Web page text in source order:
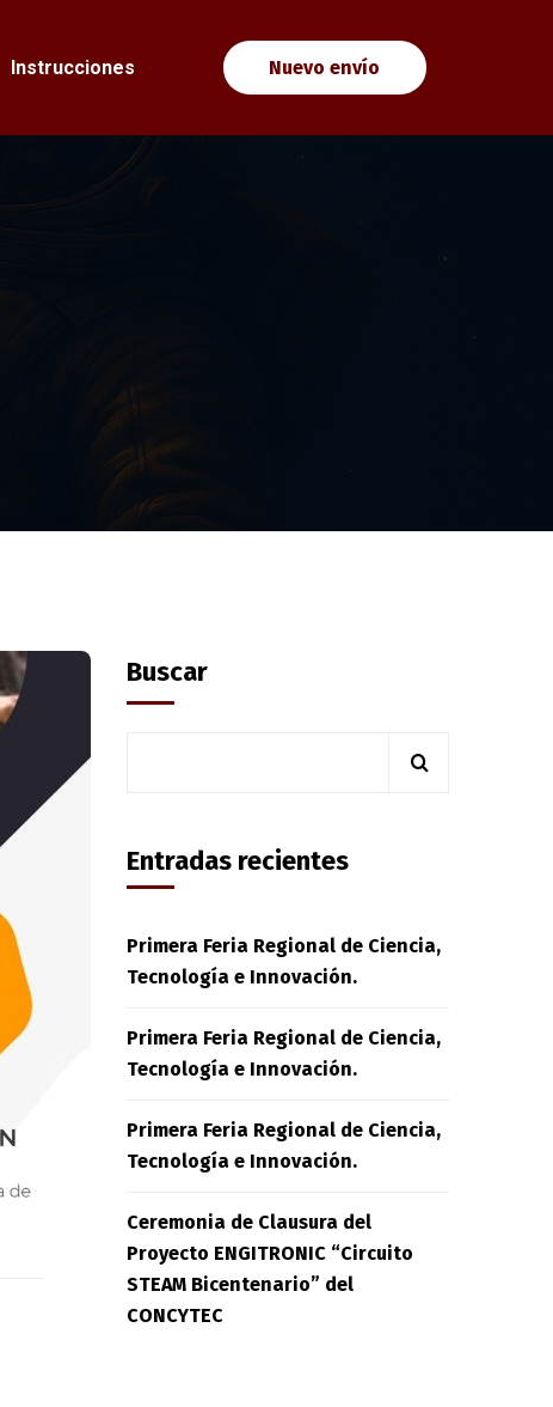
Instrucciones Nuevo envío
Buscar
Entradas recientes
Primera Feria Regional de Ciencia,
Tecnología e Innovación.
Primera Feria Regional de Ciencia,
Tecnología e Innovación.
Primera Feria Regional de Ciencia,
Tecnología e Innovación.
Ceremonia de Clausura del
Proyecto ENGITRONIC “Circuito
STEAM Bicentenario” del
CONCYTEC